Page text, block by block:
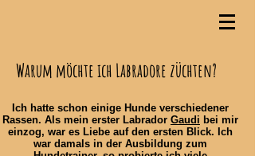
Warum möchte ich Labradore züchten?
Ich hatte schon einige Hunde verschiedener
Rassen. Als mein erster Labrador Gaudi bei mir
einzog, war es Liebe auf den ersten Blick. Ich
war damals in der Ausbildung zum